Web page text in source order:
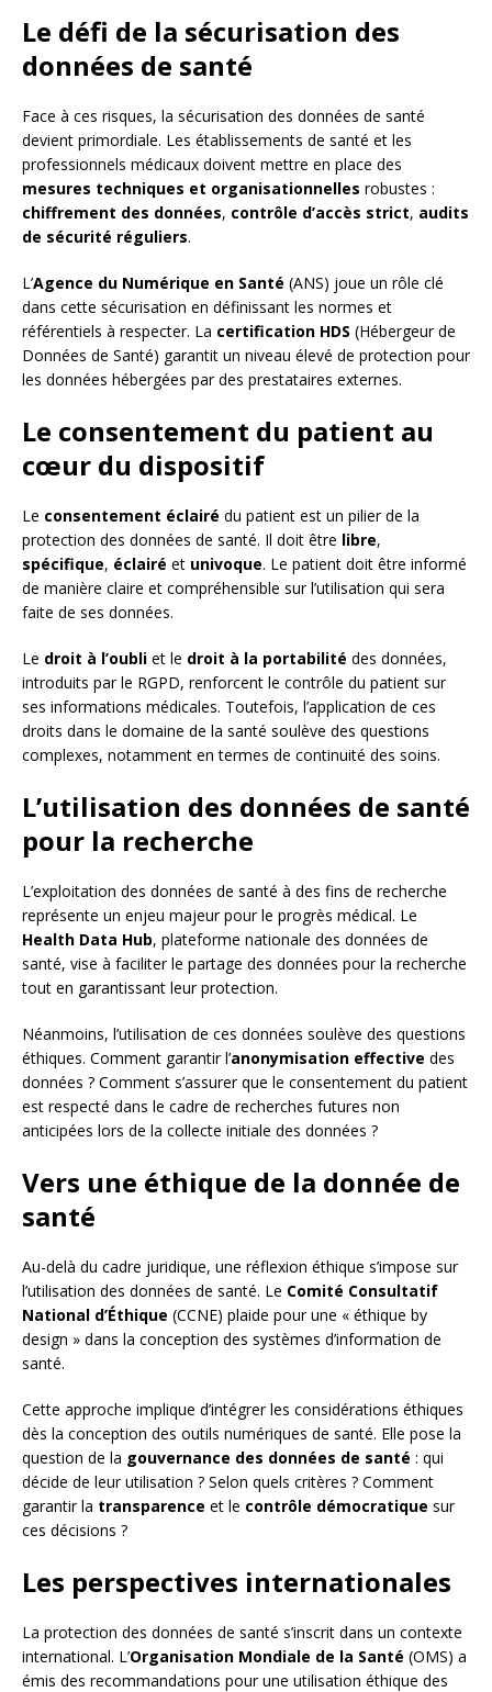
Le défi de la sécurisation des
données de santé
Face à ces risques, la sécurisation des données de santé
devient primordiale. Les établissements de santé et les
professionnels médicaux doivent mettre en place des
mesures techniques et organisationnelles robustes :
chiffrement des données, contrôle d’accès strict, audits
de sécurité réguliers.
L’Agence du Numérique en Santé (ANS) joue un rôle clé
dans cette sécurisation en définissant les normes et
référentiels à respecter. La certification HDS (Hébergeur de
Données de Santé) garantit un niveau élevé de protection pour
les données hébergées par des prestataires externes.
Le consentement du patient au
cœur du dispositif
Le consentement éclairé du patient est un pilier de la
protection des données de santé. Il doit être libre,
spécifique, éclairé et univoque. Le patient doit être informé
de manière claire et compréhensible sur l’utilisation qui sera
faite de ses données.
Le droit à l’oubli et le droit à la portabilité des données,
introduits par le RGPD, renforcent le contrôle du patient sur
ses informations médicales. Toutefois, l’application de ces
droits dans le domaine de la santé soulève des questions
complexes, notamment en termes de continuité des soins.
L’utilisation des données de santé
pour la recherche
L’exploitation des données de santé à des fins de recherche
représente un enjeu majeur pour le progrès médical. Le
Health Data Hub, plateforme nationale des données de
santé, vise à faciliter le partage des données pour la recherche
tout en garantissant leur protection.
Néanmoins, l’utilisation de ces données soulève des questions
éthiques. Comment garantir l’anonymisation effective des
données ? Comment s’assurer que le consentement du patient
est respecté dans le cadre de recherches futures non
anticipées lors de la collecte initiale des données ?
Vers une éthique de la donnée de
santé
Au-delà du cadre juridique, une réflexion éthique s’impose sur
l’utilisation des données de santé. Le Comité Consultatif
National d’Éthique (CCNE) plaide pour une « éthique by
design » dans la conception des systèmes d’information de
santé.
Cette approche implique d’intégrer les considérations éthiques
dès la conception des outils numériques de santé. Elle pose la
question de la gouvernance des données de santé : qui
décide de leur utilisation ? Selon quels critères ? Comment
garantir la transparence et le contrôle démocratique sur
ces décisions ?
Les perspectives internationales
La protection des données de santé s’inscrit dans un contexte
international. L’Organisation Mondiale de la Santé (OMS) a
émis des recommandations pour une utilisation éthique des